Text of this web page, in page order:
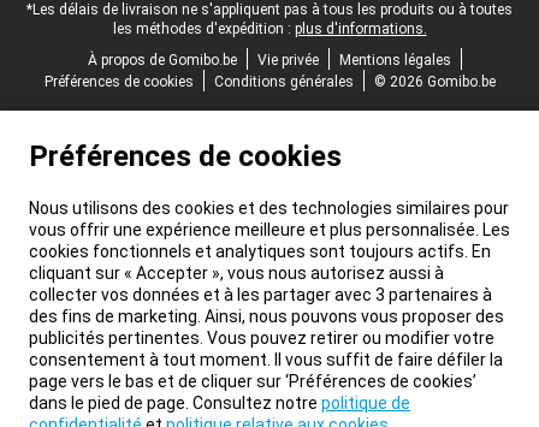
*Les délais de livraison ne s'appliquent pas à tous les produits ou à toutes
les méthodes d'expédition : plus d'informations.
À propos de Gomibo.be
Vie privée
Mentions légales
Préférences de cookies
Conditions générales © 2026 Gomibo.be
Préférences de cookies
Nous utilisons des cookies et des technologies similaires pour
vous offrir une expérience meilleure et plus personnalisée. Les
cookies fonctionnels et analytiques sont toujours actifs. En
cliquant sur « Accepter », vous nous autorisez aussi à
collecter vos données et à les partager avec 3 partenaires à
des fins de marketing. Ainsi, nous pouvons vous proposer des
publicités pertinentes. Vous pouvez retirer ou modifier votre
consentement à tout moment. Il vous suffit de faire défiler la
page vers le bas et de cliquer sur ‘Préférences de cookies’
dans le pied de page. Consultez notre politique de